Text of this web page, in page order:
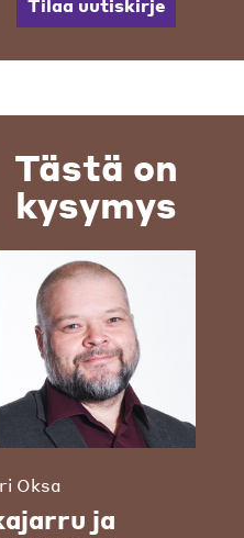
Tilaa uutiskirje
Tästä on
kysymys
Oksa
ja